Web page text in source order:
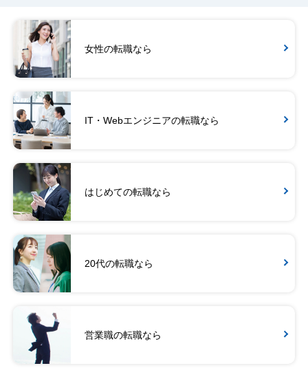
女性の転職なら
IT・Webエンジニアの転職なら
はじめての転職なら
20代の転職なら
営業職の転職なら